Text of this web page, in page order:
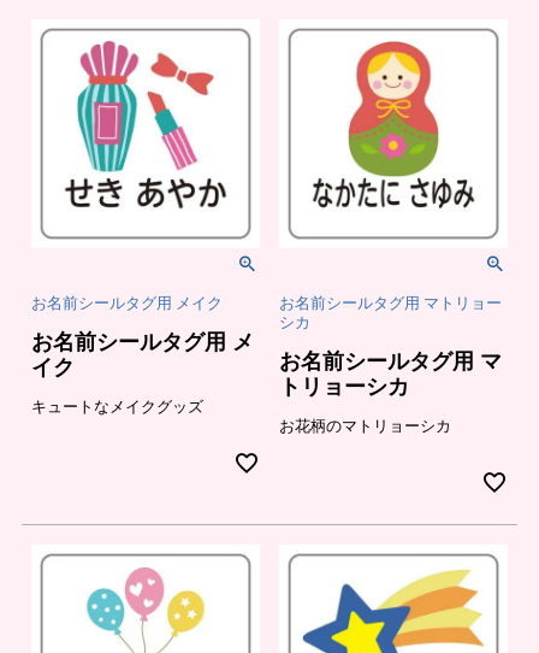
お名前シールタグ用 メイク
お名前シールタグ用 メ
イク
キュートなメイクグッズ
お名前シールタグ用 マトリョー
シカ
お名前シールタグ用 マ
トリョーシカ
お花柄のマトリョーシカ